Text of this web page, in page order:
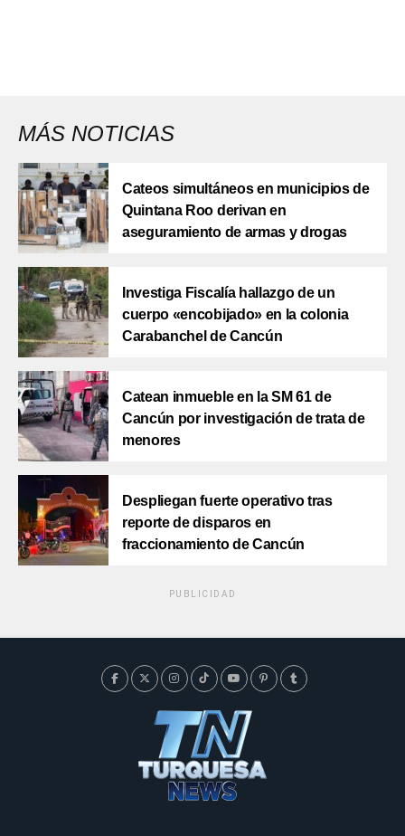
MÁS NOTICIAS
Cateos simultáneos en municipios de
Quintana Roo derivan en
aseguramiento de armas y drogas
Investiga Fiscalía hallazgo de un
cuerpo «encobijado» en la colonia
Carabanchel de Cancún
Catean inmueble en la SM 61 de
Cancún por investigación de trata de
menores
Despliegan fuerte operativo tras
reporte de disparos en
fraccionamiento de Cancún
PUBLICIDAD